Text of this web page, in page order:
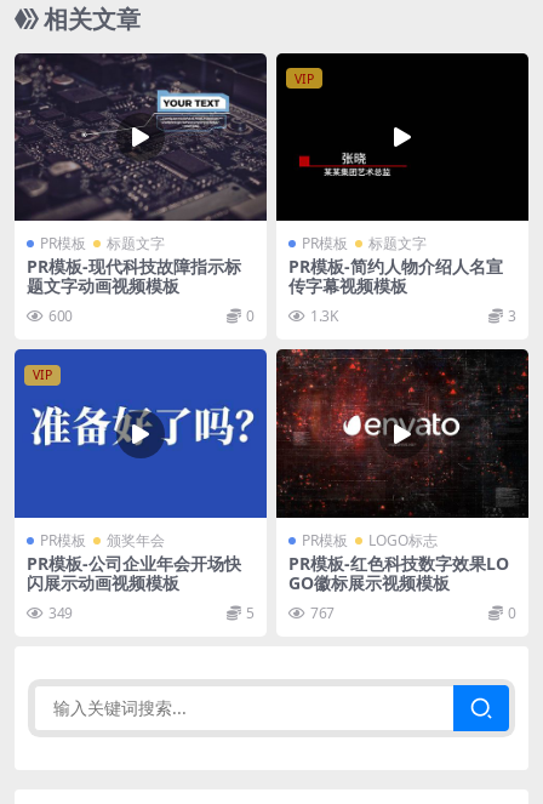
相关文章
PR模板 标题文字
PR模板-现代科技故障指示标
题文字动画视频模板
600 0
VIP
PR模板 标题文字
PR模板-简约人物介绍人名宣
传字幕视频模板
1.3K 3
VIP
PR模板 颁奖年会
PR模板-公司企业年会开场快
闪展示动画视频模板
349 5
PR模板 LOGO标志
PR模板-红色科技数字效果LO
GO徽标展示视频模板
767 0